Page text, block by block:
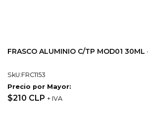
FRASCO ALUMINIO C/TP MOD01 30ML
SkU:FRC1153
Precio por Mayor:
$210 CLP + IVA